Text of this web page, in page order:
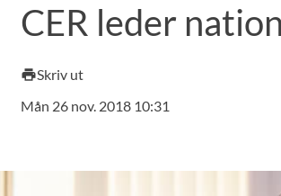
KursplanerVälkomstbrev Personal
CER leder
printSkriv ut
Mån 26 nov. 2018 10:31